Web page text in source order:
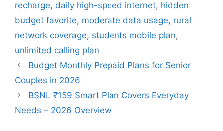
recharge, daily high-speed internet, hidden
budget favorite, moderate data usage, rural
network coverage, students mobile plan,
unlimited calling plan
Budget Monthly Prepaid Plans for Senior
Couples in 2026
BSNL ₹159 Smart Plan Covers Everyday
Needs – 2026 Overview